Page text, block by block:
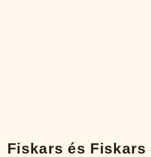
Fiskars és